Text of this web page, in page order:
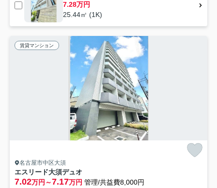
7.28万円
25.44㎡ (1K)
賃貸マンション
名古屋市中区大須
エスリード大須デュオ
7.02万円～7.17万円 管理/共益費8,000円